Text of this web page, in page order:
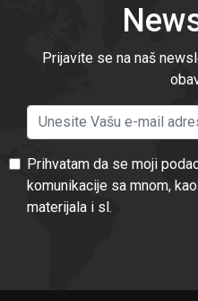
Prijavite se na naš
Prihvatam da se moji
komunikacije sa mnom,
materijala i sl.